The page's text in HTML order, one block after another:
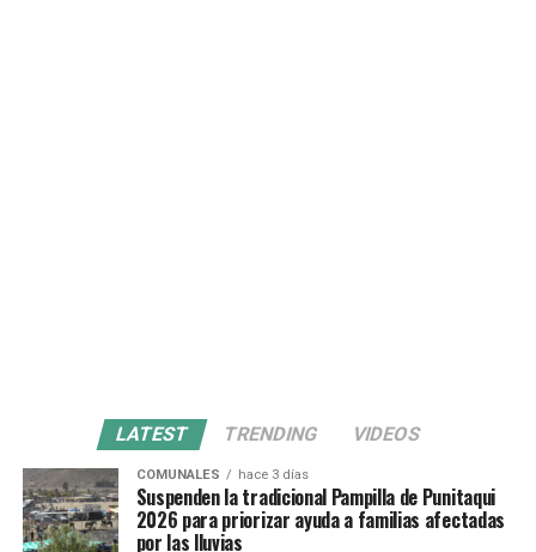
LATEST TRENDING VIDEOS
COMUNALES hace 3 días
Suspenden la tradicional Pampilla de Punitaqui
2026 para priorizar ayuda a familias afectadas
por las lluvias